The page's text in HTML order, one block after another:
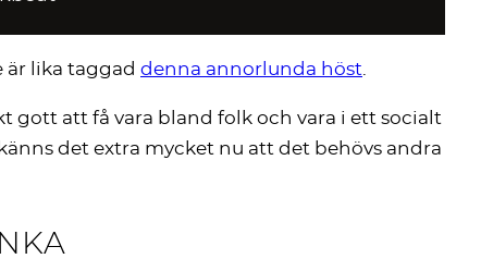
är lika taggad denna annorlunda höst
gott att få vara bland folk och vara i ett socialt
det extra mycket nu att det behövs andra